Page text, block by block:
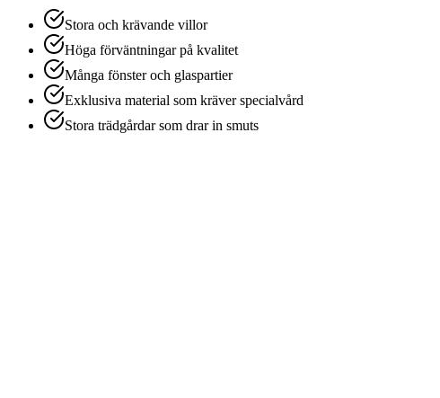
Stora och krävande villor
Höga förväntningar på kvalitet
Många fönster och glaspartier
Exklusiva material som kräver specialvård
Stora trädgårdar som drar in smuts